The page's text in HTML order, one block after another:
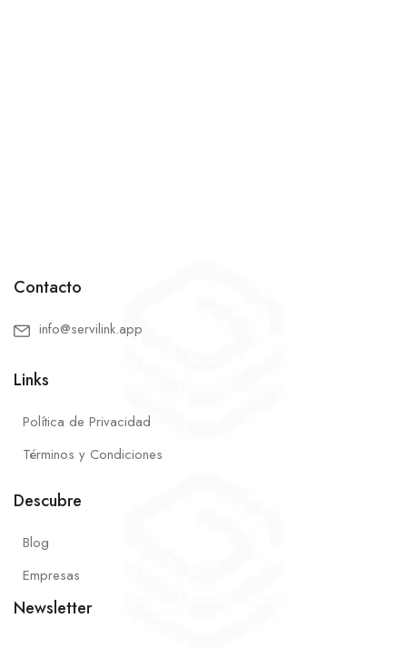
Contacto
info@servilink.app
Links
Política de Privacidad
Términos y Condiciones
Descubre
Blog
Empresas
Newsletter